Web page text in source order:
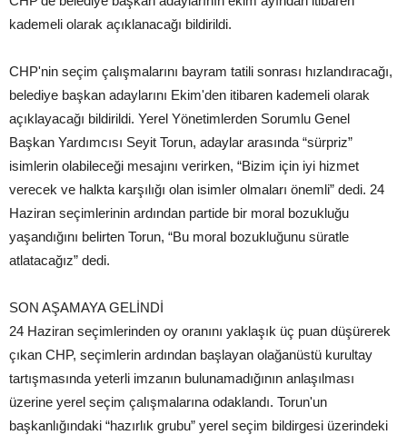
kademeli olarak açıklanacağı bildirildi.
CHP'nin seçim çalışmalarını bayram tatili sonrası hızlandıracağı,
belediye başkan adaylarını Ekim'den itibaren kademeli olarak
açıklayacağı bildirildi. Yerel Yönetimlerden Sorumlu Genel
Başkan Yardımcısı Seyit Torun, adaylar arasında “sürpriz”
isimlerin olabileceği mesajını verirken, “Bizim için iyi hizmet
verecek ve halkta karşılığı olan isimler olmaları önemli” dedi. 24
Haziran seçimlerinin ardından partide bir moral bozukluğu
yaşandığını belirten Torun, “Bu moral bozukluğunu süratle
atlatacağız” dedi.
SON AŞAMAYA GELİNDİ
24 Haziran seçimlerinden oy oranını yaklaşık üç puan düşürerek
çıkan CHP, seçimlerin ardından başlayan olağanüstü kurultay
tartışmasında yeterli imzanın bulunamadığının anlaşılması
üzerine yerel seçim çalışmalarına odaklandı. Torun'un
başkanlığındaki “hazırlık grubu” yerel seçim bildirgesi üzerindeki